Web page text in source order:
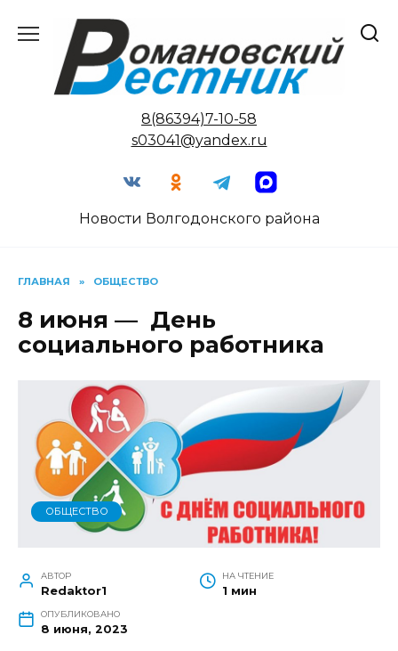
содержанию
8(86394)7-10-58
s03041@yandex.ru
Новости Волгодонского района
ГЛАВНАЯ » ОБЩЕСТВО
8 июня — День
социального работника
ОБЩЕСТВО
АВТОР
Redaktor1
НА ЧТЕНИЕ
1 мин
ОПУБЛИКОВАНО
8 июня, 2023